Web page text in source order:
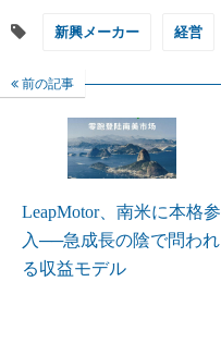
新興メーカー 経営
前の記事
LeapMotor、南米に本格参
入──急成長の陰で問われ
る収益モデル